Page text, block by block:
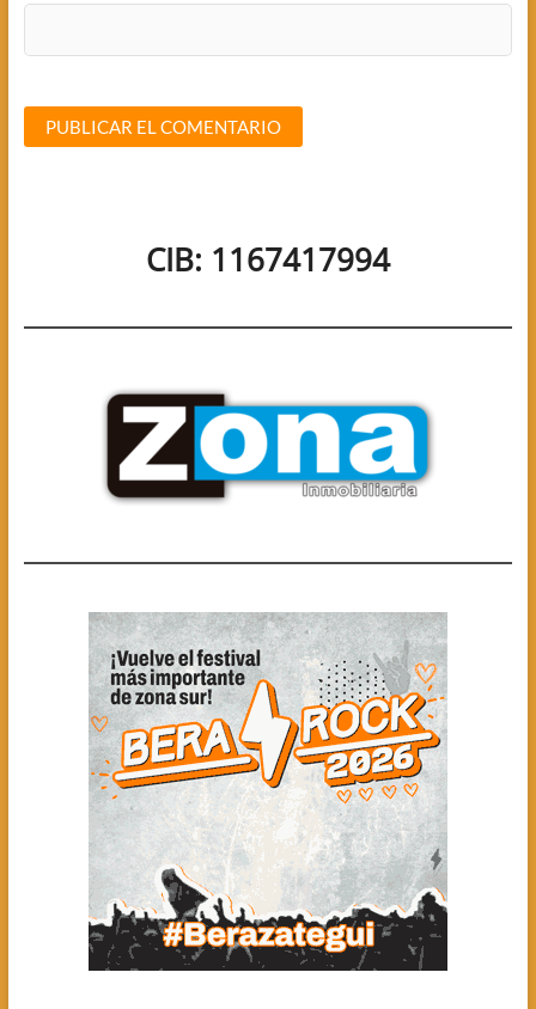
CIB: 1167417994